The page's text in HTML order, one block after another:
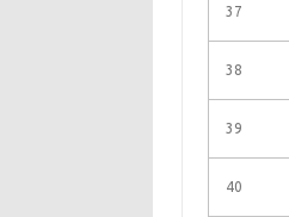
37
38
39
40